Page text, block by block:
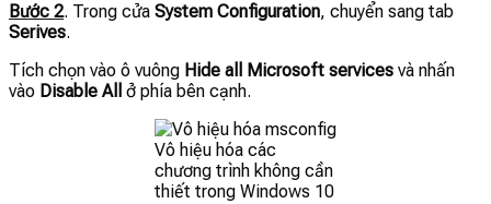
Bước 2. Trong cửa System Configuration, chuyển sang tab
Serives.
Tích chọn vào ô vuông Hide all Microsoft services và nhấn
vào Disable All ở phía bên cạnh.
Vô hiệu hóa các
chương trình không cần
thiết trong Windows 10